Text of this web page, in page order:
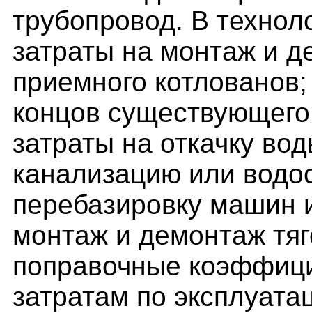
трубопровод. В
затраты на монтаж и
приемного
концов
затраты на откачку
канализацию или
перебазировку машин
монтаж и демонтаж
поправочные
затратам по